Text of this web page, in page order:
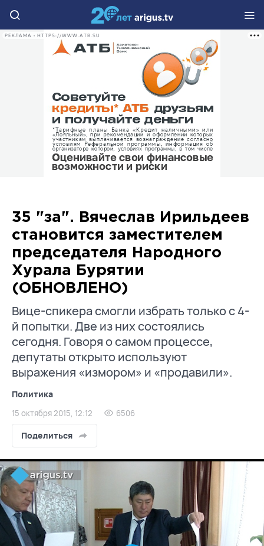
РЕКЛАМА • HTTPS://WWW.ATB.SU
35 "за". Вячеслав Ирильдеев
становится заместителем
председателя Народного
Хурала Бурятии
(ОБНОВЛЕНО)
Вице-спикера смогли избрать только с 4-
й попытки. Две из них состоялись
сегодня. Говоря о самом процессе,
депутаты открыто используют
выражения «измором» и «продавили».
Политика
15 октября 2015, 12:12 6506
Поделиться